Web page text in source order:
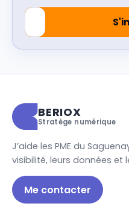
BERIOX
Stratège numérique
J’aide les PME du
visibilité, leurs données et
Me contacter